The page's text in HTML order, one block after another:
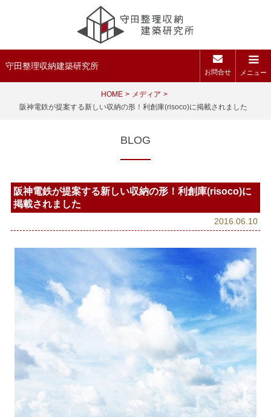
守田整理収納建築研究所
お問合せ メニュー
HOME
メディア
阪神電鉄が提案する新しい収納の形！利創庫(risoco)に掲載されました
BLOG
阪神電鉄が提案する新しい収納の形！利創庫(risoco)に
掲載されました
2016.06.10